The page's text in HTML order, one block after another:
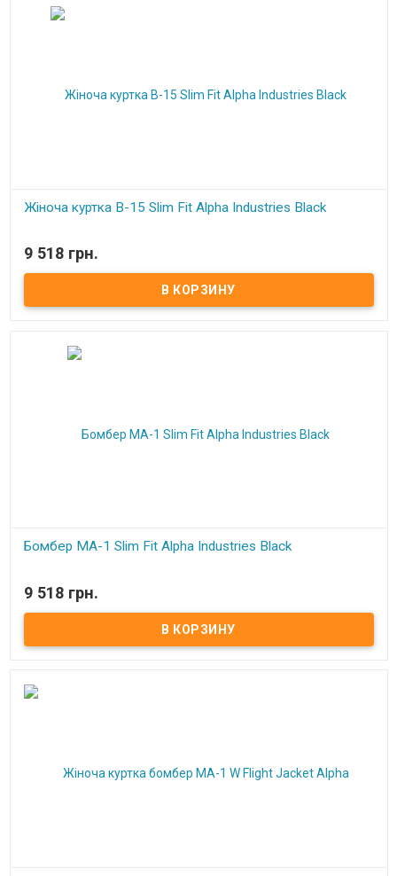
Жіноча куртка B-15 Slim Fit Alpha Industries Black
9 518 грн.
Бомбер MA-1 Slim Fit Alpha Industries Black
9 518 грн.